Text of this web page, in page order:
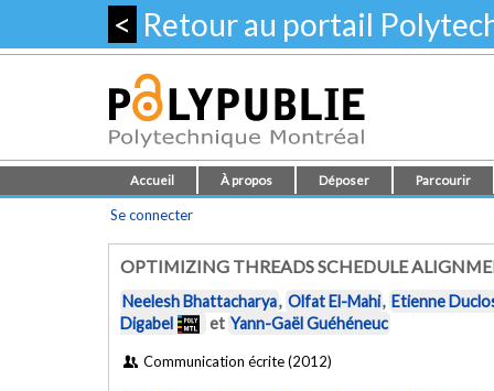
< Retour au portail
Accueil À propos Déposer Parcourir
Se connecter
OPTIMIZING THREADS SCHEDULE
Neelesh Bhattacharya, Olfat El-Mahi, Etienne
Digabel
et Yann-Gaël Guéhéneuc
Communication écrite (2012)